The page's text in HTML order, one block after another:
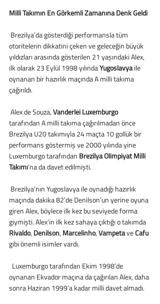
Milli Takımın En Görkemli Zamanına Denk Geldi
otoritelerin dikkatini çeken ve geleceğin büyük
yıldızları arasında gösterilen 21 yaşındaki Alex,
ilk olarak 23 Eylül 1998 yılında Yugoslavya ile
oynanan bir hazırlık maçında A milli takıma
çağırıldı.
Alex de Souza, Vanderlei Luxemburgo
tarafından A milli takıma çağırılmadan önce
Brezilya U20 takımıyla 24 maçta 10 gollük bir
performans göstermiş ve 2000 yılında yine
Luxemburgo tarafından Brezilya Olimpiyat Milli
Takımı’na da davet edilmişti.
maçında dakika 82’de Denilson’un yerine oyuna
giren Alex, böylece ilk kez bu seviyede forma
giymişti. Alex’in ilk kez sahaya çıktığı o takımda
Rivaldo, Denilson, Marcelinho, Vampeta ve Cafu
gibi önemli isimler vardı.
oynanan Ekvador maçına da çağırılan Alex, daha
sonra Haziran 1999’a kadar milli davet almadı.